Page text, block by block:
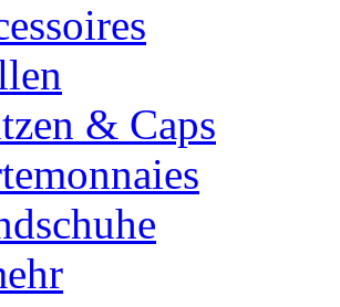
& Caps